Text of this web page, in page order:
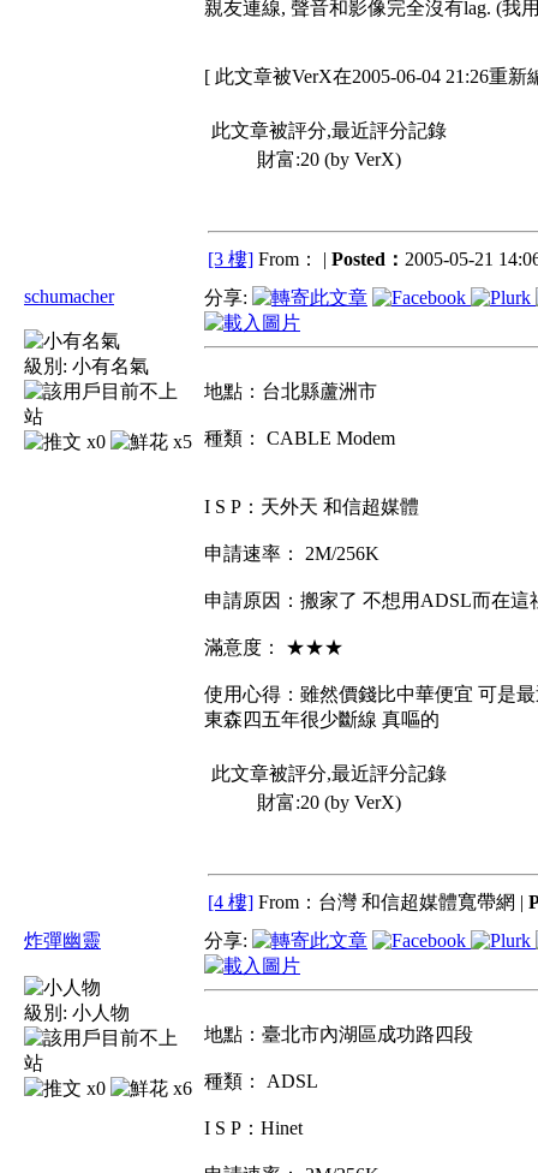
親友連線, 聲音和影像完全沒有lag. (我
[ 此文章被VerX在2005-06-04 21:26重新
此文章被評分,最近評分記錄
財富:20 (by VerX)
[3 樓] From： | Posted： 2005-05-21
schumacher
級別: 小有名氣
x0 x5
分享:
地點：台北縣蘆洲市
種類： CABLE Modem
I S P：天外天 和信超媒體
申請速率： 2M/256K
申請原因：搬家了 不想用ADSL而在
滿意度： ★★★
使用心得：雖然價錢比中華便宜 可是
東森四五年很少斷線 真嘔的
此文章被評分,最近評分記錄
財富:20 (by VerX)
[4 樓] From：台灣 和信超媒體寬帶網 |
炸彈幽靈
級別: 小人物
x0 x6
分享:
地點：臺北市內湖區成功路四段
種類： ADSL
I S P：Hinet